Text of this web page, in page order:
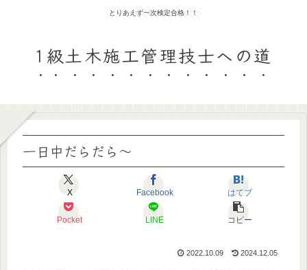
とりあえず一次検定合格！！
1級土木施工管理技士への道
一日中だらだら〜
X Facebook はてブ
Pocket LINE コピー
2022.10.09 2024.12.05